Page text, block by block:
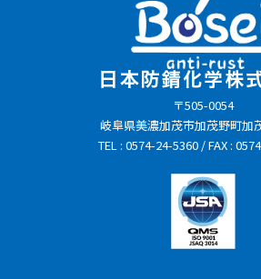
〒505-0054
岐阜県美濃加茂市加茂野町加
TEL : 0574-24-5360 / FAX :